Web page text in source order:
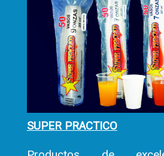
SUPER PRACTICO